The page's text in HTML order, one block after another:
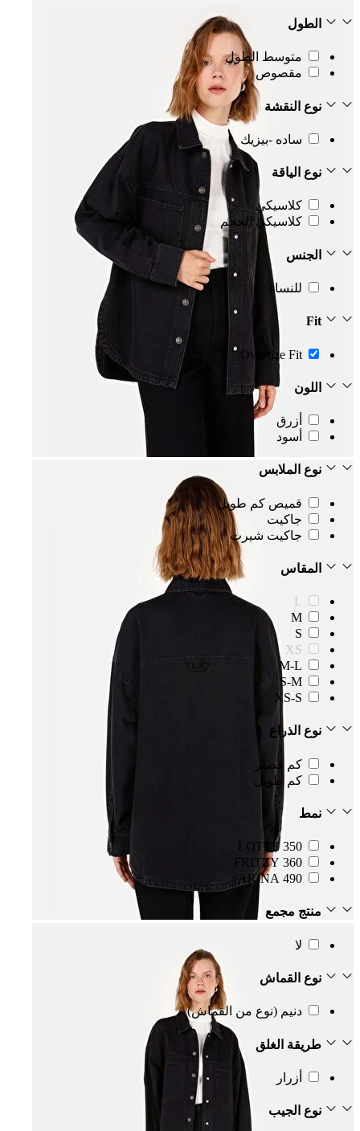
الطول
متوسط الطول
مقصوص
نوع النقشة
ساده -بيزيك
نوع الياقة
كلاسيكي
كلاسيكي الحجم
الجنس
للنساء
Fit
Oversize Fit
اللون
أزرق
أسود
نوع الملابس
قميص كم طويل
جاكيت
جاكيت شيرت
المقاس
L
M
S
XS
M-L
S-M
XS-S
نوع الذراع
كم قصير
كم طويل
نمط
350 LOTTE
360 FRITZY
490 ARINA
منتج مجمع
لا
نوع القماش
دنيم (نوع من القماش)
طريقة الغلق
أزرار
نوع الجيب